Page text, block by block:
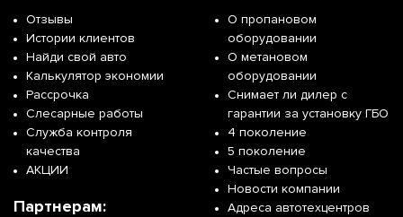
Отзывы
Истории клиентов
Найди свой авто
Калькулятор экономии
Рассрочка
Слесарные работы
Служба контроля
качества
АКЦИИ
Партнерам:
О пропановом
оборудовании
О метановом
оборудовании
Снимает ли дилер с
гарантии за установку ГБО
4 поколение
5 поколение
Частые вопросы
Новости компании
Адреса автотехцентров